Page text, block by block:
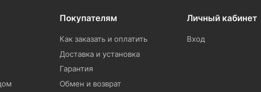
Покупателям
Как заказать и оплатить
Доставка и установка
Гарантия
Обмен и возврат
Личный кабинет
Вход